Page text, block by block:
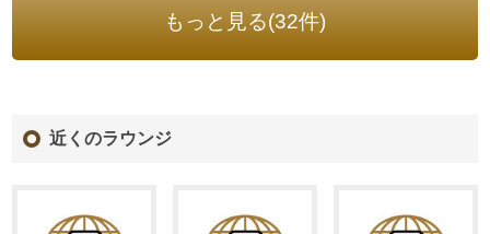
もっと見る(32件)
近くのラウンジ